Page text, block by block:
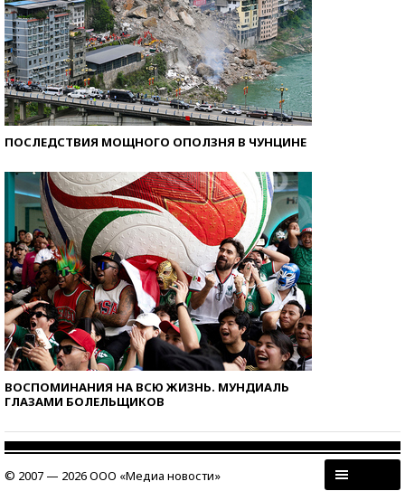
ПОСЛЕДСТВИЯ МОЩНОГО ОПОЛЗНЯ В ЧУНЦИНЕ
ВОСПОМИНАНИЯ НА ВСЮ ЖИЗНЬ. МУНДИАЛЬ
ГЛАЗАМИ БОЛЕЛЬЩИКОВ
© 2007 — 2026 ООО «Медиа новости»